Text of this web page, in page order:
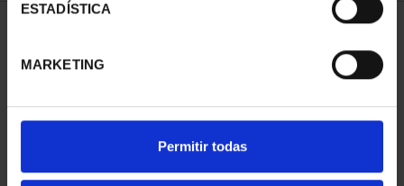
ESTADÍSTICA
MARKETING
Permitir todas
REFINE